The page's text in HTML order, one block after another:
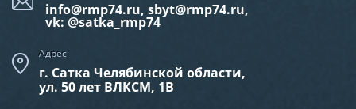
info@rmp74.ru, sbyt@rmp74.ru,
vk: @satka_rmp74
Адрес
г. Сатка Челябинской области,
ул. 50 лет ВЛКСМ, 1В